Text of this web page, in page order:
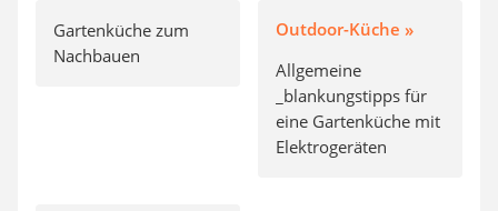
Gartenküche zum
Nachbauen
Outdoor-Küche »
Allgemeine
_blankungstipps für
eine Gartenküche mit
Elektrogeräten